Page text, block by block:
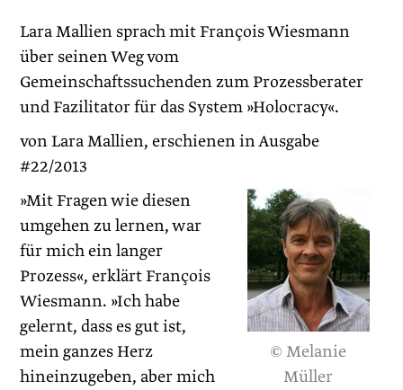
­Lara Mallien sprach mit ­François Wiesmann
über seinen Weg vom
Gemeinschaftssuchenden zum Prozessberater
und Fazilitator für das ­System »Holocracy«.
von Lara Mallien, erschienen in Ausgabe
#22/2013
© Melanie
Müller
»Mit Fragen wie diesen
umgehen zu lernen, war
für mich ein langer
Prozess«, erklärt François
Wiesmann. »Ich habe
gelernt, dass es gut ist,
mein ganzes Herz
hineinzugeben, aber mich